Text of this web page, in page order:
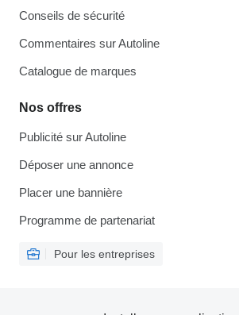
Conseils de sécurité
Commentaires sur Autoline
Catalogue de marques
Nos offres
Publicité sur Autoline
Déposer une annonce
Placer une bannière
Programme de partenariat
Pour les entreprises